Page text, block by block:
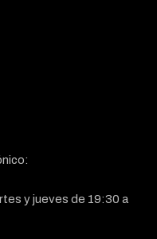
y jueves de 19:30 a